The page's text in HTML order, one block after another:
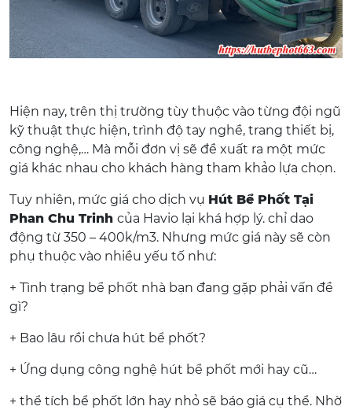
Hiện nay, trên thị trường tùy thuộc vào từng đội ngũ
kỹ thuật thực hiện, trình độ tay nghề, trang thiết bị,
công nghệ,… Mà mỗi đơn vị sẽ đề xuất ra một mức
giá khác nhau cho khách hàng tham khảo lựa chọn.
Tuy nhiên, mức giá cho dịch vụ Hút Bể Phốt Tại
Phan Chu Trinh của Havio lại khá hợp lý. chỉ dao
động từ 350 – 400k/m3. Nhưng mức giá này sẽ còn
phụ thuộc vào nhiều yếu tố như:
+ Tình trạng bể phốt nhà bạn đang gặp phải vấn đề
gì?
+ Bao lâu rồi chưa hút bể phốt?
+ Ứng dụng công nghệ hút bể phốt mới hay cũ…
+ thể tích bể phốt lớn hay nhỏ sẽ báo giá cụ thể. Nhờ